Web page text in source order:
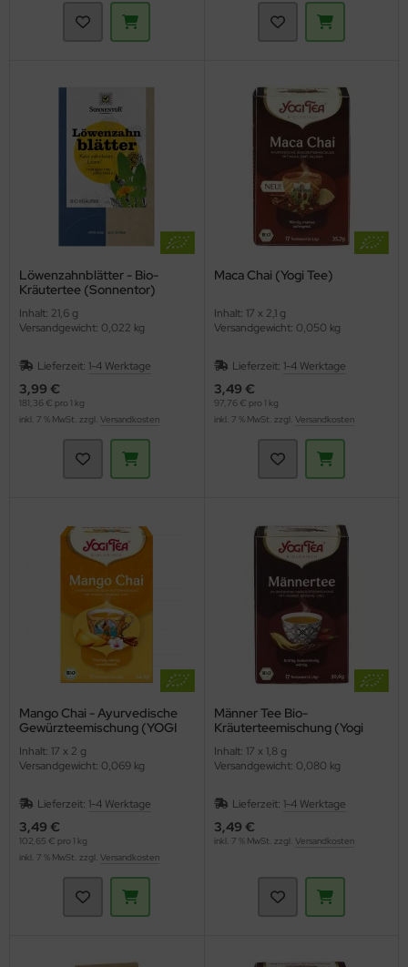
Löwenzahnblätter - Bio-
Kräutertee (Sonnentor)
Inhalt: 21,6 g
Versandgewicht: 0,022 kg
Lieferzeit: 1-4 Werktage
3,99 €
181,36 € pro 1 kg
inkl. 7 % MwSt. zzgl. Versandkosten
Maca Chai (Yogi Tee)
Inhalt: 17 x 2,1 g
Versandgewicht: 0,050 kg
Lieferzeit: 1-4 Werktage
3,49 €
97,76 € pro 1 kg
inkl. 7 % MwSt. zzgl. Versandkosten
Mango Chai - Ayurvedische
Gewürzteemischung (YOGI
Inhalt: 17 x 2 g
Versandgewicht: 0,069 kg
Lieferzeit: 1-4 Werktage
3,49 €
102,65 € pro 1 kg
inkl. 7 % MwSt. zzgl. Versandkosten
Männer Tee Bio-
Kräuterteemischung (Yogi
Inhalt: 17 x 1,8 g
Versandgewicht: 0,080 kg
Lieferzeit: 1-4 Werktage
3,49 €
inkl. 7 % MwSt. zzgl. Versandkosten